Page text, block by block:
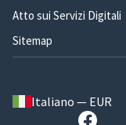
Atto sui Servizi Digitali
Sitemap
Italiano — EUR